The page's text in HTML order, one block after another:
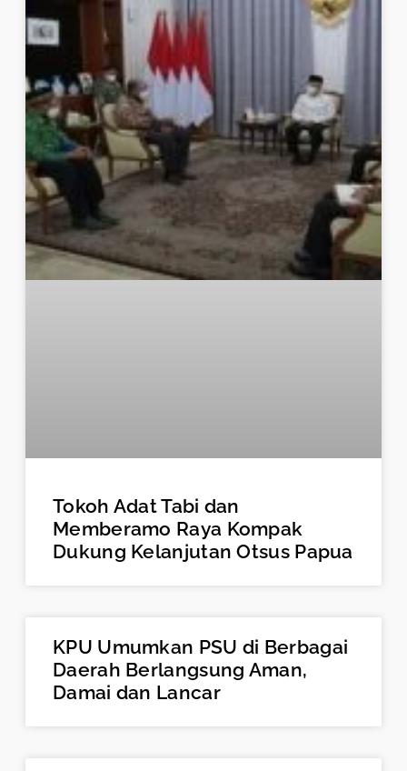
Tokoh Adat Tabi dan
Memberamo Raya Kompak
Dukung Kelanjutan Otsus Papua
KPU Umumkan PSU di Berbagai
Daerah Berlangsung Aman,
Damai dan Lancar